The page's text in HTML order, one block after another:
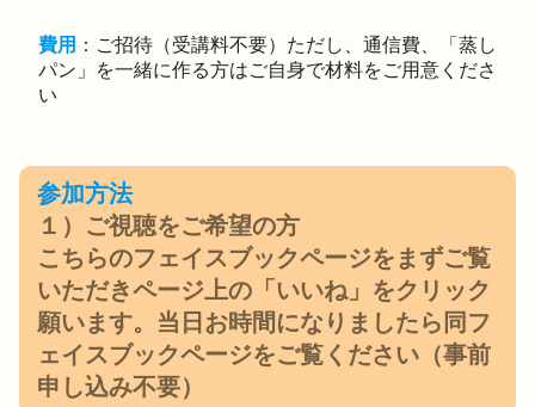
費用 ：ご招待（受講料不要）ただし、通信費、「蒸し
パン」を一緒に作る方はご自身で材料をご用意くださ
い
参加方法
１）ご視聴をご希望の方
こちらのフェイスブックページをまずご覧
いただきページ上の「いいね」をクリック
願います。当日お時間になりましたら 同フ
ェイスブックページをご覧ください（事前
申し込み不要）